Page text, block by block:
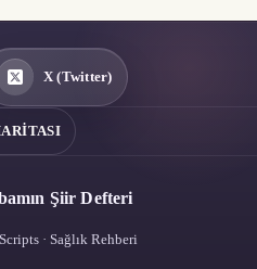
X (Twitter)
Şiir Defteri
· Sağlık Rehberi